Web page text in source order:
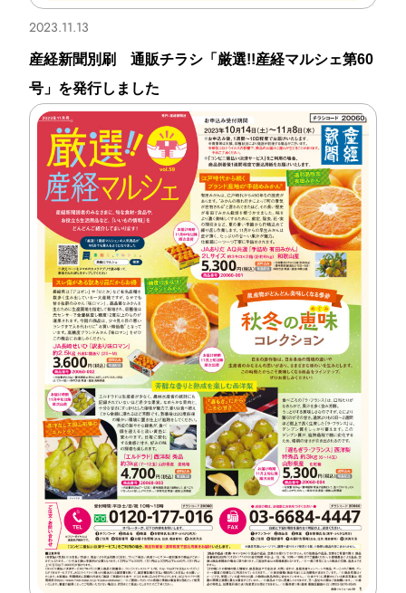
2023.11.13
産経新聞別刷 通販チラシ「厳選!!産経マルシェ第60
号」を発行しました